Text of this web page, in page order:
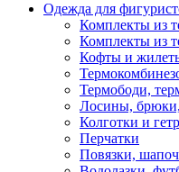
Одежда для
Комплекты из
Комплекты из
Кофты и
Термободи,
Лосины,
Колготки и
Перчатки
Повязки,